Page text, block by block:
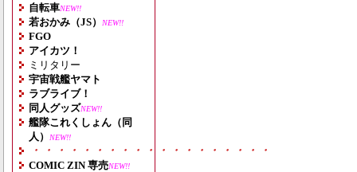
自転車NEW!!
若おかみ（JS） NEW!!
FGO
アイカツ！
ミリタリー
宇宙戦艦ヤマト
ラブライブ！
同人グッズNEW!!
艦隊これくしょん（同
人）
NEW!!
・・・・・・・・・・・・・・・・・・・
COMIC ZIN 専売NEW!!